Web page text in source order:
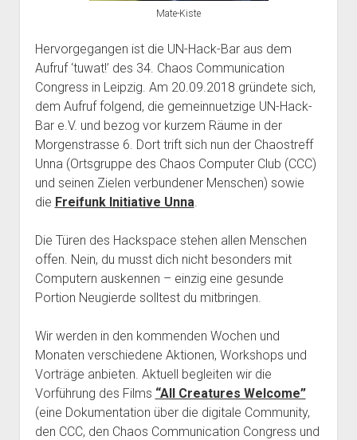
Mate-Kiste
Hervorgegangen ist die UN-Hack-Bar aus dem
Aufruf ‘tuwat!’ des 34. Chaos Communication
Congress in Leipzig. Am 20.09.2018 gründete sich,
dem Aufruf folgend, die gemeinnuetzige UN-Hack-
Bar e.V. und bezog vor kurzem Räume in der
Morgenstrasse 6. Dort trift sich nun der Chaostreff
Unna (Ortsgruppe des Chaos Computer Club (CCC)
und seinen Zielen verbundener Menschen) sowie
die Freifunk Initiative Unna.
Die Türen des Hackspace stehen allen Menschen
offen. Nein, du musst dich nicht besonders mit
Computern auskennen – einzig eine gesunde
Portion Neugierde solltest du mitbringen.
Wir werden in den kommenden Wochen und
Monaten verschiedene Aktionen, Workshops und
Vorträge anbieten. Aktuell begleiten wir die
Vorführung des Films “All Creatures Welcome”
(eine Dokumentation über die digitale Community,
den CCC, den Chaos Communication Congress und